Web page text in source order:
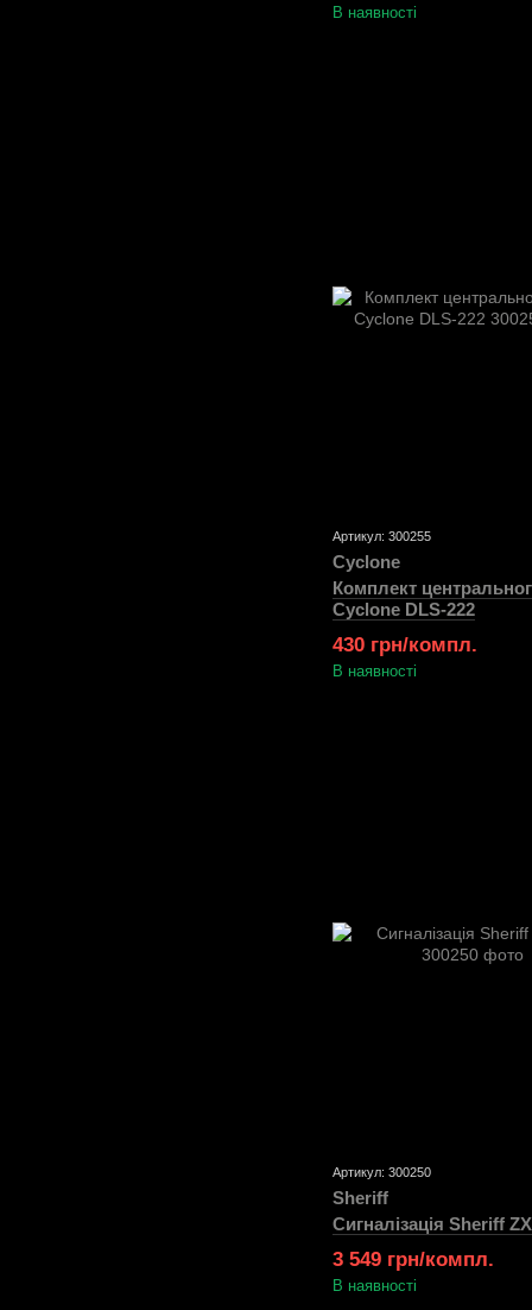
В наявності
Артикул: 300255
Cyclone
Комплект
Cyclone DLS-222
430 грн/компл.
В наявності
Артикул: 300250
Sheriff
Сигналізація Sheriff
3 549 грн/компл.
В наявності